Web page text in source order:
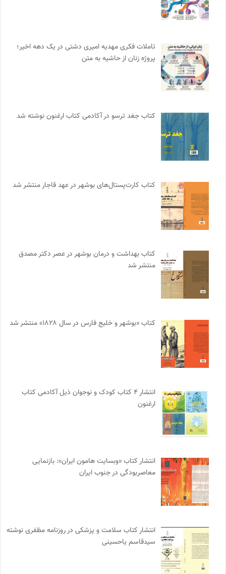
تاملات فکری مهدیه امیری دشتی در یک دهه اخیر؛
پروژه زنان از حاشیه به متن
کتاب جغد ترسو در آکادمی کتاب ارغنون نوشته شد
کتاب کارت‌پستال‌های بوشهر در عهد قاجار منتشر شد
کتاب بهداشت و درمان بوشهر در عصر دکتر مصدق
منتشر شد
کتاب «بوشهر و خلیج فارس در سال ۱۸۲۸» منتشر شد
انتشار ۴ کتاب کودک و نوجوان ذیل آکادمی کتاب
ارغنون
انتشار کتاب «وبسایت هامون ایران»: بازنمایی
معاصربودگی در جنوب ایران
انتشار کتاب سلامت و پزشکی در روزنامه مظفری نوشته
سیدقاسم یاحسینی